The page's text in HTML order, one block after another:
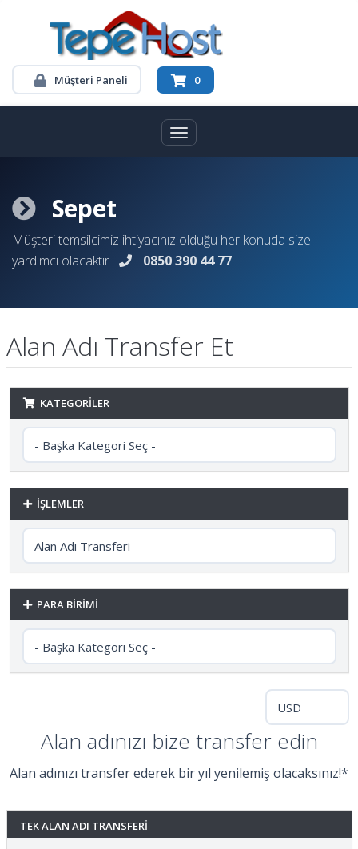
Müşteri Paneli 0
Toggle navigation
Sepet
Müşteri temsilcimiz ihtiyacınız olduğu her konuda size
yardımcı olacaktır
0850 390 44 77
Alan Adı Transfer Et
KATEGORILER
İŞLEMLER
PARA BIRIMI
Alan adınızı bize transfer edin
Alan adınızı transfer ederek bir yıl yenilemiş olacaksınız!*
TEK ALAN ADI TRANSFERI